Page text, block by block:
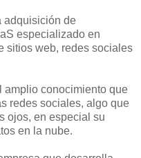
adquisición de
especializado en
sitios web, redes sociales
amplio conocimiento que
redes sociales, algo que
ojos, en especial su
en la nube.